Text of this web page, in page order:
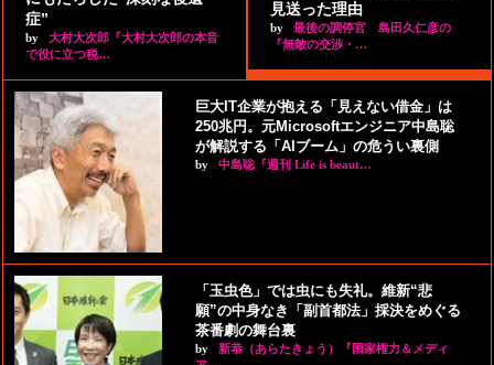
症”
by
大村大次郎『大村大次郎の本音
で役に立つ税…
見送った理由
by
最後の調停官 島田久仁彦の
『無敵の交渉・…
巨大IT企業が抱える「見えない借金」は
250兆円。元Microsoftエンジニア中島聡
が解説する「AIブーム」の危うい裏側
by 中島聡『週刊 Life is beaut…
「玉虫色」では虫にも失礼。維新“悲
願”の中身なき「副首都法」採決をめぐる
茶番劇の舞台裏
by
新恭（あらたきょう）『国家権力＆メディ